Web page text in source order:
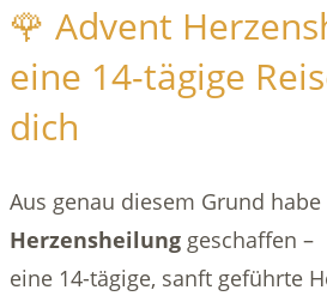
🌹 Advent
eine 14-tägige
dich
Aus genau diesem Grund
Herzensheilung geschaffen –
eine 14-tägige, sanft geführte